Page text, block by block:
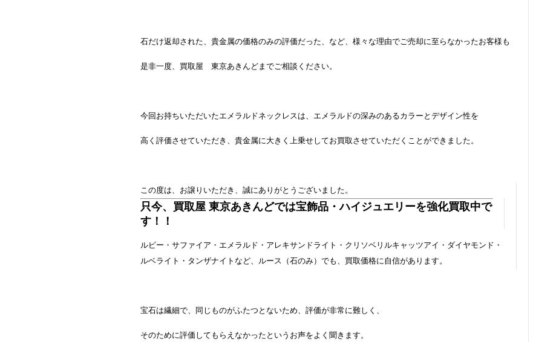
石だけ返却された、貴金属の価格のみの評価だった、など、様々な理由でご売却に至らなかったお客様も
是非一度、買取屋 東京あきんどまでご相談ください。
今回お持ちいただいたエメラルドネックレスは、エメラルドの深みのあるカラーとデザイン性を
高く評価させていただき、貴金属に大きく上乗せしてお買取させていただくことができました。
この度は、お譲りいただき、誠にありがとうございました。
只今、買取屋 東京あきんどでは宝飾品・ハイジュエリーを強化買取中で
す！！
ルビー・サファイア・エメラルド・アレキサンドライト・クリソベリルキャッツアイ・ダイヤモンド・
ルベライト・タンザナイトなど、ルース（石のみ）でも、買取価格に自信があります。
宝石は繊細で、同じものがふたつとないため、評価が非常に難しく、
そのために評価してもらえなかったというお声をよく聞きます。